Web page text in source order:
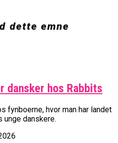
dette emne
dansker hos Rabbits
fynboerne, hvor man har landet
unge danskere.